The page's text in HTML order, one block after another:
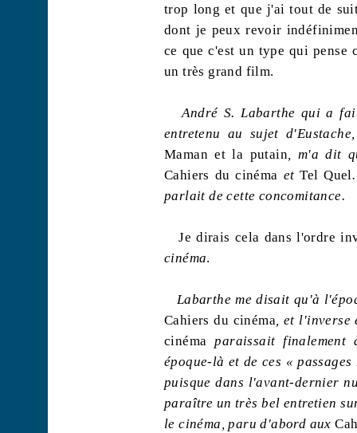
trop long et que j'ai tout de
dont je peux revoir
ce que c'est un type qui pense
un très grand film.
André S. Labarthe qui a
entretenu au sujet
Maman et la putain , m'a dit
Cahiers du cinéma etTel Quel
parlait de cette concomitance.
Je dirais cela dans l'ordre
cinéma.
Labarthe me disait qu'à
Cahiers du cinéma , et
cinéma paraissait
époque-là et de ces «
puisque dans l'avant-dernier
paraître un très bel entretien
le cinéma, paru d'abord aux